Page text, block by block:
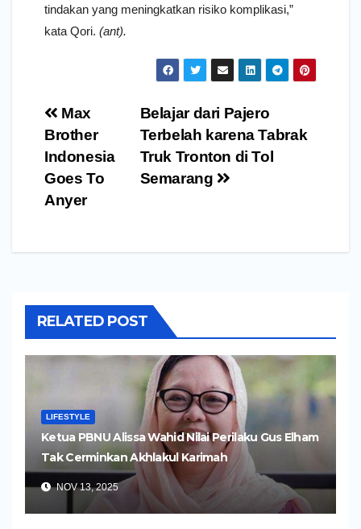
tindakan yang meningkatkan risiko komplikasi,”
kata Qori. (ant).
Navigasi
pos
Belajar dari Pajero
Terbelah karena Tabrak
Truk Tronton di Tol
Semarang
Max
Brother
Indonesia
Goes To
Anyer
RELATED POST
LIFESTYLE
Ketua PBNU Alissa Wahid Nilai Perilaku Gus Elham
Tak Cerminkan Akhlakul Karimah
NOV 13, 2025